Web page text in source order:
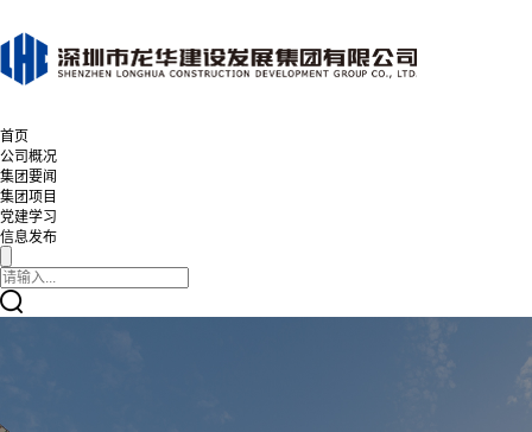
首页
公司概况
集团要闻
集团项目
党建学习
信息发布